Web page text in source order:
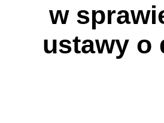
w
ustawy o